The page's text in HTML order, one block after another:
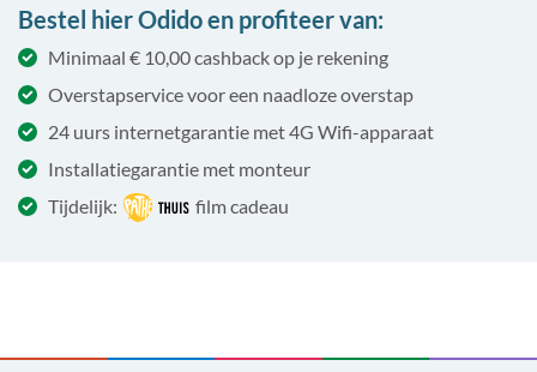
Bestel hier Odido en profiteer van:
Minimaal € 10,00 cashback op je rekening
Overstapservice voor een naadloze overstap
24 uurs internetgarantie met 4G Wifi-apparaat
Installatiegarantie met monteur
Tijdelijk:
film cadeau